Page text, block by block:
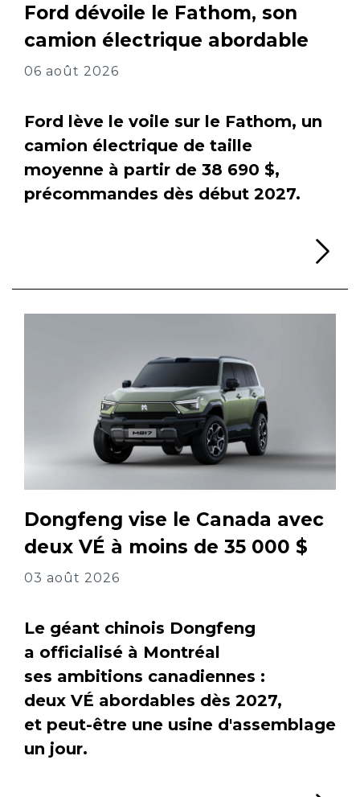
Ford dévoile le Fathom, son
camion électrique abordable
06 août 2026
Ford lève le voile sur le Fathom, un
camion électrique de taille
moyenne à partir de 38 690 $,
précommandes dès début 2027.
Dongfeng vise le Canada avec
deux VÉ à moins de 35 000 $
03 août 2026
Le géant chinois Dongfeng
a officialisé à Montréal
ses ambitions canadiennes :
deux VÉ abordables dès 2027,
et peut-être une usine d'assemblage
un jour.